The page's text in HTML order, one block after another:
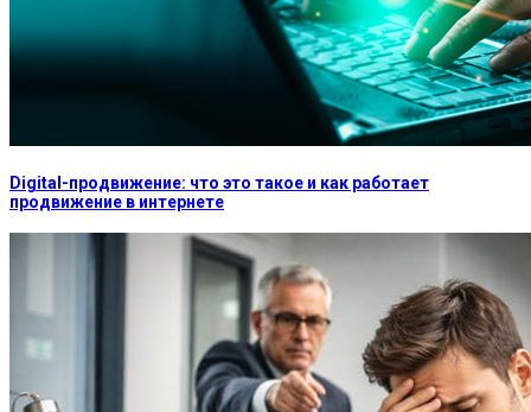
Digital-продвижение: что это такое и как работает
продвижение в интернете